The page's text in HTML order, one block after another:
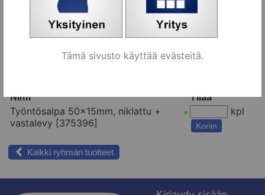
Nimi
Tilaa
Työntösalpa 50x15mm, niklattu +
vastalevy [375396]
kpl
Koriin
Kaikki ryhmän tuotteet
Tämä sivusto käyttää evästeitä.